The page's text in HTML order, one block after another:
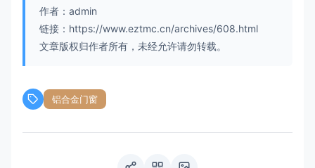
作者：admin
链接：https://www.eztmc.cn/archives/608.html
文章版权归作者所有，未经允许请勿转载。
铝合金门窗